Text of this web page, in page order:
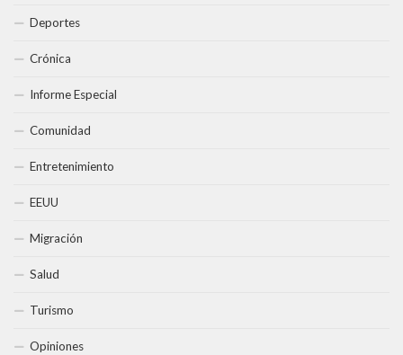
Deportes
Crónica
Informe Especial
Comunidad
Entretenimiento
EEUU
Migración
Salud
Turismo
Opiniones